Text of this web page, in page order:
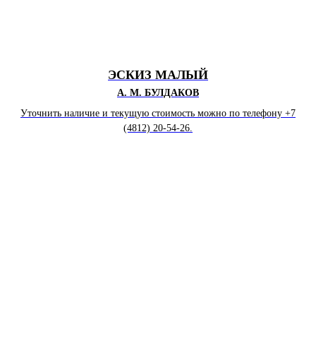
ЭСКИЗ МАЛЫЙ
А. М. БУЛДАКОВ
Уточнить наличие и текущую стоимость можно по телефону +7
(4812) 20-54-26.